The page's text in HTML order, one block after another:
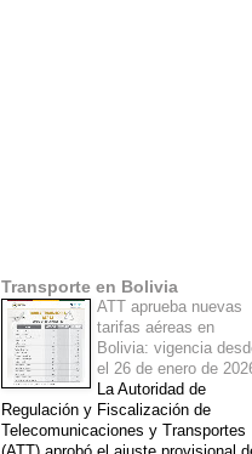
Transporte en Bolivia
ATT aprueba nuevas
tarifas aéreas en
Bolivia: vigencia
el 26 de enero de
La Autoridad de
Regulación y Fiscalización de
Telecomunicaciones y Transportes